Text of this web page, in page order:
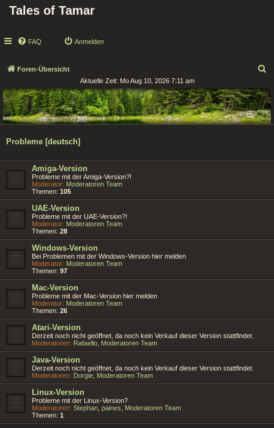
Tales of Tamar
FAQ Anmelden
Foren-Übersicht
c
h
e
Aktuelle Zeit: Mo Aug 10, 2026 7:11 am
Probleme [deutsch]
Amiga-Version
Probleme mit der Amiga-Version?!
Moderator: Moderatoren Team
Themen: 105
UAE-Version
Probleme mit der UAE-Version?!
Moderator: Moderatoren Team
Themen: 28
Windows-Version
Bei Problemen mit der Windows-Version hier melden
Moderator: Moderatoren Team
Themen: 97
Mac-Version
Probleme mit der Mac-Version hier melden
Moderator: Moderatoren Team
Themen: 26
Atari-Version
Derzeit noch nicht geöffnet, da noch kein Verkauf dieser Version stattfindet.
Moderatoren: Rafaello Moderatoren Team
Java-Version
Derzeit noch nicht geöffnet, da noch kein Verkauf dieser Version stattfindet.
Moderatoren: Dorgie Moderatoren Team
Linux-Version
Probleme mit der Linux-Version?
Moderatoren: Stephan paines
Moderatoren Team
Themen: 1